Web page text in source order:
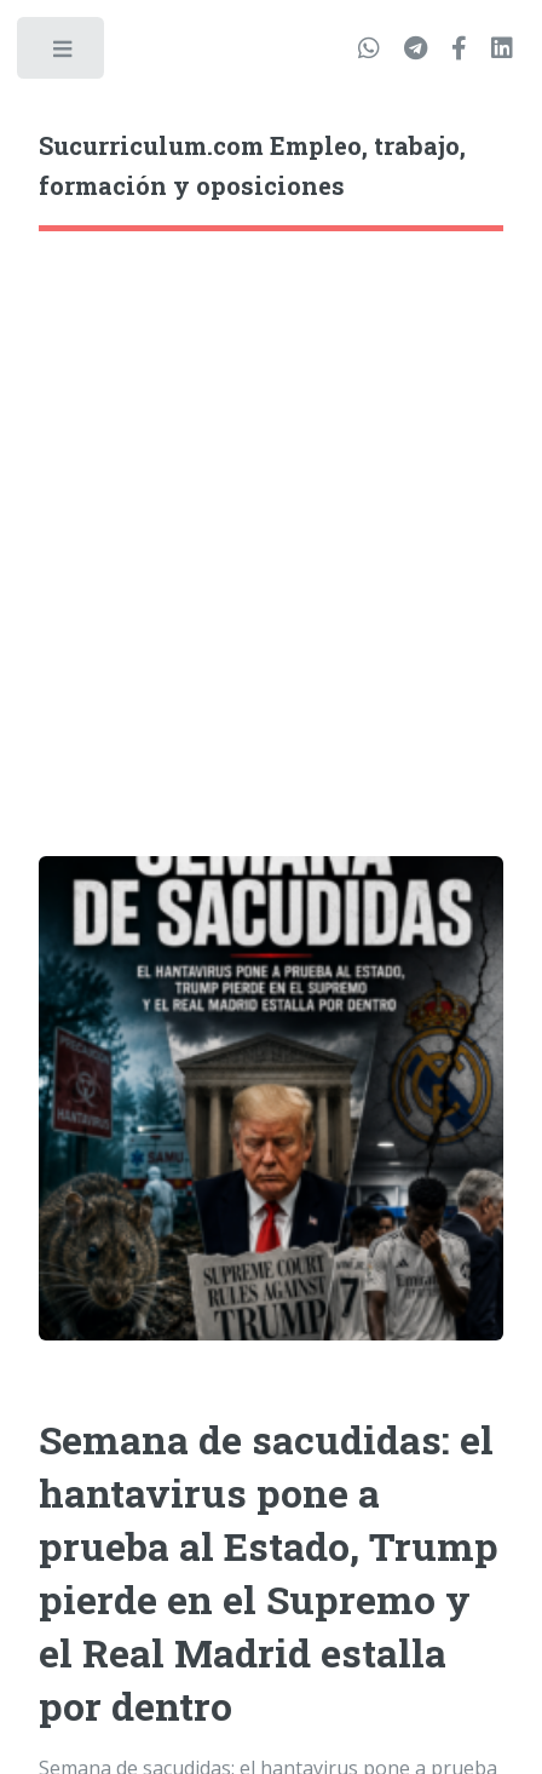
Sucurriculum.com Empleo, trabajo,
formación y oposiciones
Semana de sacudidas: el
hantavirus pone a
prueba al Estado, Trump
pierde en el Supremo y
el Real Madrid estalla
por dentro
Semana de sacudidas: el hantavirus pone a prueba